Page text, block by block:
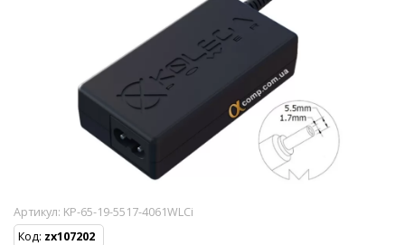
Артикул: KP-65-19-5517-4061WLCi
Код: zx107202